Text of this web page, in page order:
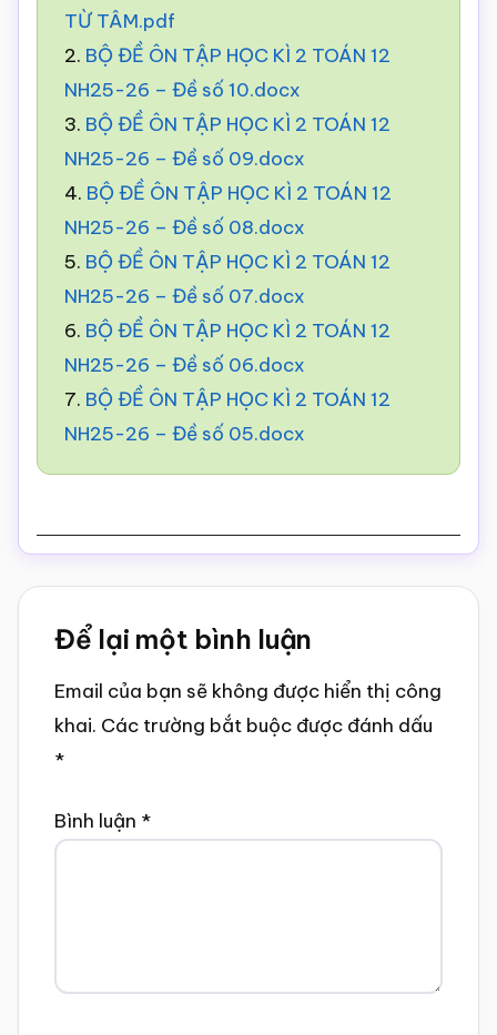
TỪ TÂM.pdf
2. BỘ ĐỀ ÔN TẬP HỌC KÌ 2 TOÁN 12
NH25-26 – Đề số 10.docx
3. BỘ ĐỀ ÔN TẬP HỌC KÌ 2 TOÁN 12
NH25-26 – Đề số 09.docx
4. BỘ ĐỀ ÔN TẬP HỌC KÌ 2 TOÁN 12
NH25-26 – Đề số 08.docx
5. BỘ ĐỀ ÔN TẬP HỌC KÌ 2 TOÁN 12
NH25-26 – Đề số 07.docx
6. BỘ ĐỀ ÔN TẬP HỌC KÌ 2 TOÁN 12
NH25-26 – Đề số 06.docx
7. BỘ ĐỀ ÔN TẬP HỌC KÌ 2 TOÁN 12
NH25-26 – Đề số 05.docx
Reader
Interactions
Để lại một bình luận
Email của bạn sẽ không được hiển thị công
khai. Các trường bắt buộc được đánh dấu
*
Bình luận *